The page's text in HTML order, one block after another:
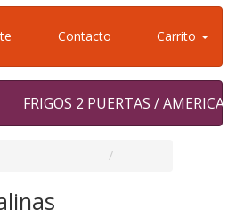
Contacto Carrito
FRIGOS 2 PUERTAS /